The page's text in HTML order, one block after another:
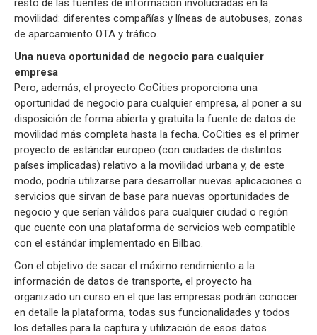
resto de las fuentes de información involucradas en la
movilidad: diferentes compañías y líneas de autobuses, zonas
de aparcamiento OTA y tráfico.
Una nueva oportunidad de negocio para cualquier
empresa
Pero, además, el proyecto CoCities proporciona una
oportunidad de negocio para cualquier empresa, al poner a su
disposición de forma abierta y gratuita la fuente de datos de
movilidad más completa hasta la fecha. CoCities es el primer
proyecto de estándar europeo (con ciudades de distintos
países implicadas) relativo a la movilidad urbana y, de este
modo, podría utilizarse para desarrollar nuevas aplicaciones o
servicios que sirvan de base para nuevas oportunidades de
negocio y que serían válidos para cualquier ciudad o región
que cuente con una plataforma de servicios web compatible
con el estándar implementado en Bilbao.
Con el objetivo de sacar el máximo rendimiento a la
información de datos de transporte, el proyecto ha
organizado un curso en el que las empresas podrán conocer
en detalle la plataforma, todas sus funcionalidades y todos
los detalles para la captura y utilización de esos datos